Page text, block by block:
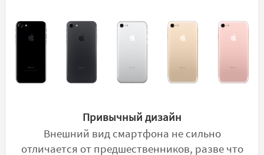
Привычный дизайн
Внешний вид смартфона не сильно
отличается от предшественников, разве что